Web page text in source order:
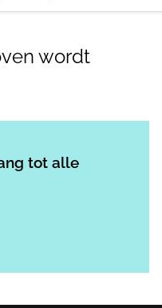
wordt
tot alle